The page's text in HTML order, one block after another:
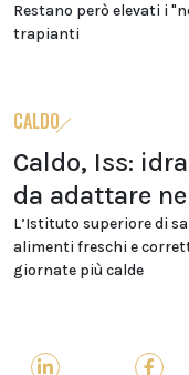
Restano però elevati i
trapianti
CALDO
Caldo, Iss:
da adattare
L’Istituto superiore di
alimenti freschi e
giornate più calde